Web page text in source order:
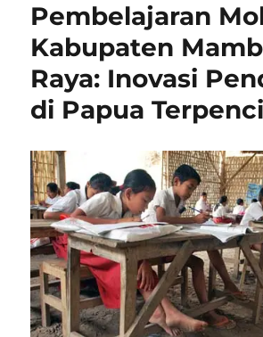
Pembelajaran
Kabupaten
Raya: Inovasi
di Papua